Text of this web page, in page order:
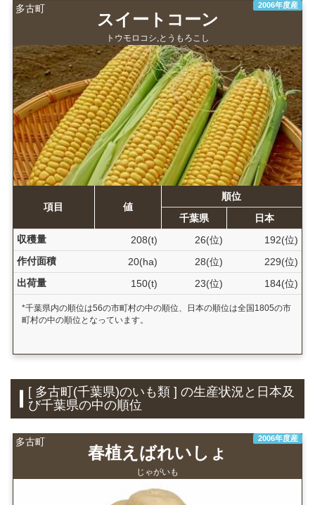
多古町 2006年度産
スイートコーン
トウモロコシ,とうもろこし
項目 値
順位
千葉県
日本
収穫量
208(t) 26(位)
192(位)
作付面積
20(ha) 28(位)
229(位)
出荷量
150(t) 23(位) 184(位)
*千葉県内の順位は56の市町村の中の順位、日本の順位は全国1805の市
町村の中の順位となっています。
[ 多古町(千葉県)のいも類 ] の生産状況と日本及
び千葉県の中の順位
多古町 2006年度産
春植えばれいしょ
じゃがいも